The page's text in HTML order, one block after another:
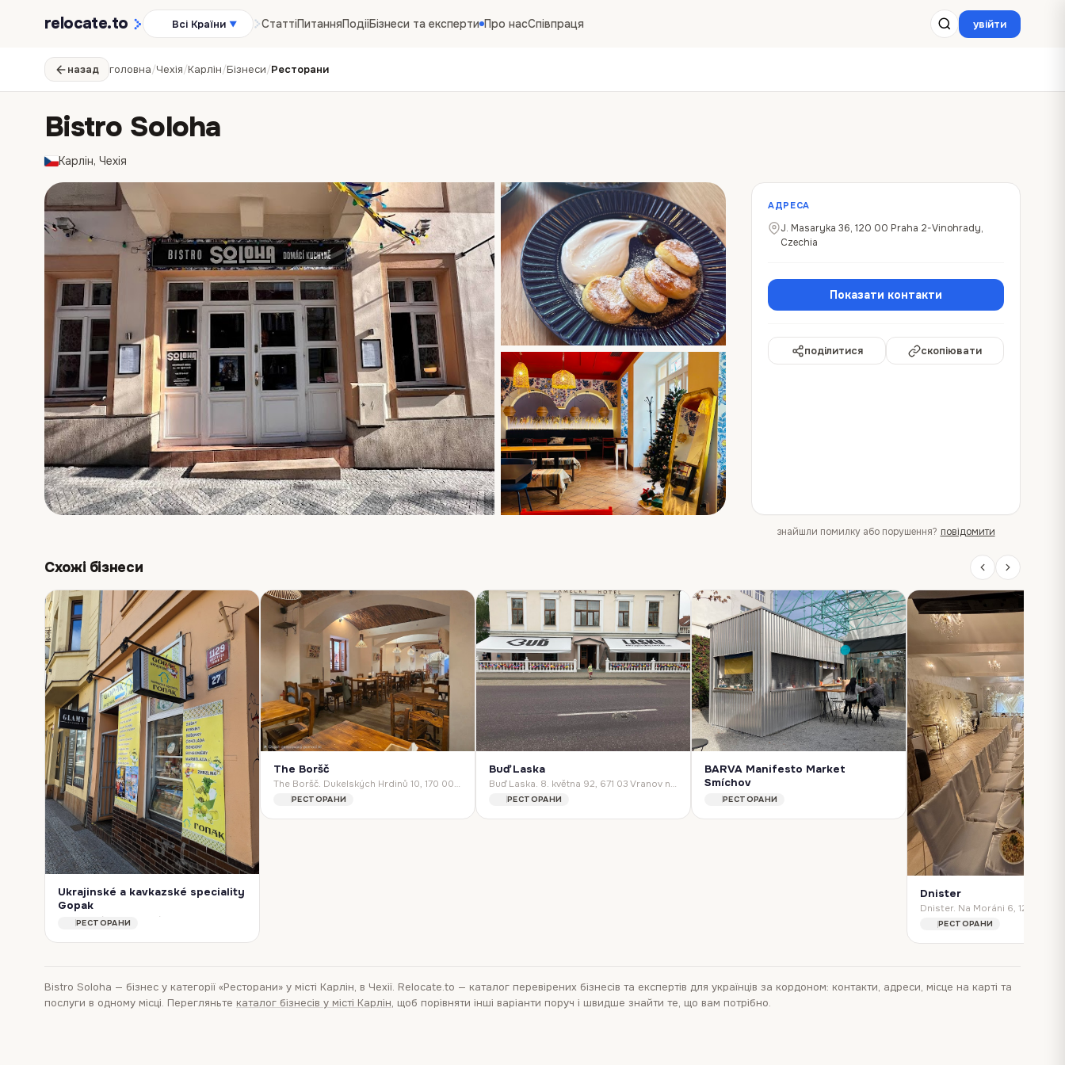
relocate.to Всі Країни ▼ СтаттіПитанняПодіїБізнеси та експерти Про насСпівпраця увійти
назад головна/Чехія/Карлін/Бізнеси/Ресторани
Bistro Soloha
Карлін, Чехія
АДРЕСА
J. Masaryka 36, 120 00 Praha 2-Vinohrady,
Czechia
Показати контакти
поділитися скопіювати
знайшли помилку або порушення? повідомити
Схожі бізнеси
Ukrajinské a kavkazské speciality
Gopak
РЕСТОРАНИ
The Boršč
The Boršč. Dukelských Hrdinů 10, 170 00 Praha 7-Holešovice, Czechia
РЕСТОРАНИ
Buď Laska
Buď Laska. 8. května 92, 671 03 Vranov nad Dyjí, Czechia
РЕСТОРАНИ
BARVA Manifesto Market
Smíchov
РЕСТОРАНИ
Dnister
РЕСТОРАНИ
Bistro Soloha — бізнес у категорії «Ресторани» у місті Карлін, в Чехії. Relocate.to — каталог перевірених бізнесів та експертів для українців за кордоном: контакти, адреси, місце на карті та
послуги в одному місці. Перегляньте каталог бізнесів у місті Карлін, щоб порівняти інші варіанти поруч і швидше знайти те, що вам потрібно.